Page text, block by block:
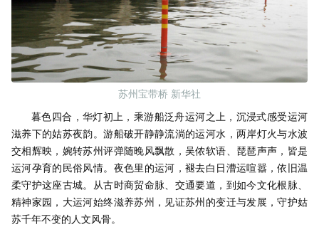
苏州宝带桥 新华社
暮色四合，华灯初上，乘游船泛舟运河之上，沉浸式感受运河
滋养下的姑苏夜韵。游船破开静静流淌的运河水，两岸灯火与水波
交相辉映，婉转苏州评弹随晚风飘散，吴侬软语、琵琶声声，皆是
运河孕育的民俗风情。夜色里的运河，褪去白日漕运喧嚣，依旧温
柔守护这座古城。从古时商贸命脉、交通要道，到如今文化根脉、
精神家园，大运河始终滋养苏州，见证苏州的变迁与发展，守护姑
苏千年不变的人文风骨。